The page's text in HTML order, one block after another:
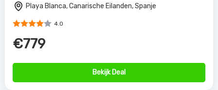
Playa Blanca, Canarische Eilanden, Spanje
4.0
€779
Bekijk Deal